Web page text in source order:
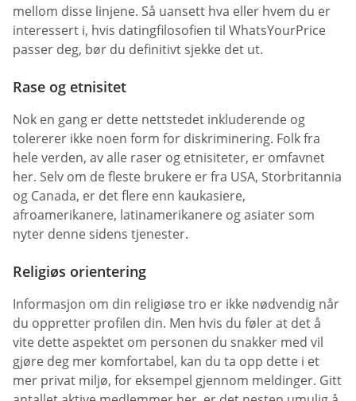
mellom disse linjene. Så uansett hva eller hvem du er
interessert i, hvis datingfilosofien til WhatsYourPrice
passer deg, bør du definitivt sjekke det ut.
Rase og etnisitet
Nok en gang er dette nettstedet inkluderende og
tolererer ikke noen form for diskriminering. Folk fra
hele verden, av alle raser og etnisiteter, er omfavnet
her. Selv om de fleste brukere er fra USA, Storbritannia
og Canada, er det flere enn kaukasiere,
afroamerikanere, latinamerikanere og asiater som
nyter denne sidens tjenester.
Religiøs orientering
Informasjon om din religiøse tro er ikke nødvendig når
du oppretter profilen din. Men hvis du føler at det å
vite dette aspektet om personen du snakker med vil
gjøre deg mer komfortabel, kan du ta opp dette i et
mer privat miljø, for eksempel gjennom meldinger. Gitt